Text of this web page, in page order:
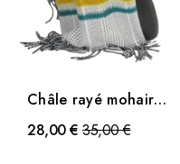
Châle rayé mohair
jaune-orange
28,00 € Prix
35,00 €